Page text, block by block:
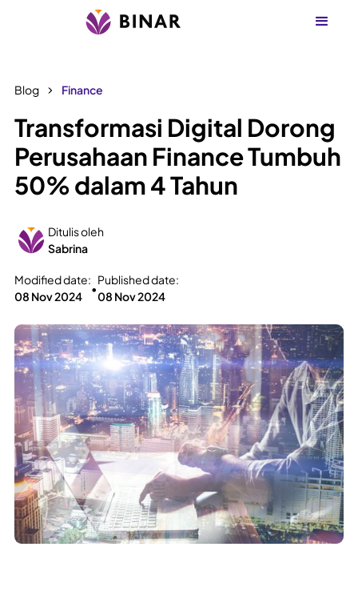
Blog Finance
Transformasi Digital Dorong
Perusahaan Finance Tumbuh
50% dalam 4 Tahun
Ditulis oleh
Sabrina
Modified date:
08 Nov 2024
•
Published date:
08 Nov 2024